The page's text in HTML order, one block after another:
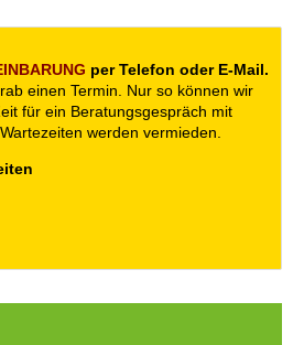
per Telefon oder E-Mail.
einen Termin. Nur so können wir
für ein Beratungsgespräch mit
werden vermieden.